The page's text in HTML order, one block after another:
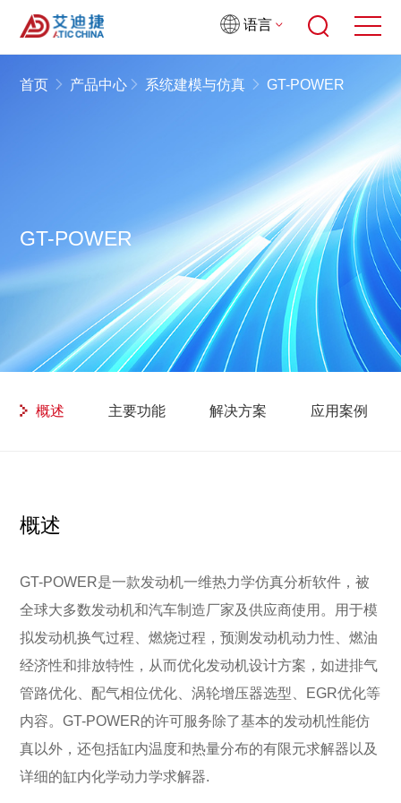
语言
GT-POWER
首页 产品中心 系统建模与仿真 GT-POWER
概述 主要功能 解决方案 应用案例
概述
GT-POWER是一款发动机一维热力学仿真分析软件，被
全球大多数发动机和汽车制造厂家及供应商使用。用于模
拟发动机换气过程、燃烧过程，预测发动机动力性、燃油
经济性和排放特性，从而优化发动机设计方案，如进排气
管路优化、配气相位优化、涡轮增压器选型、EGR优化等
内容。GT-POWER的许可服务除了基本的发动机性能仿
真以外，还包括缸内温度和热量分布的有限元求解器以及
详细的缸内化学动力学求解器.